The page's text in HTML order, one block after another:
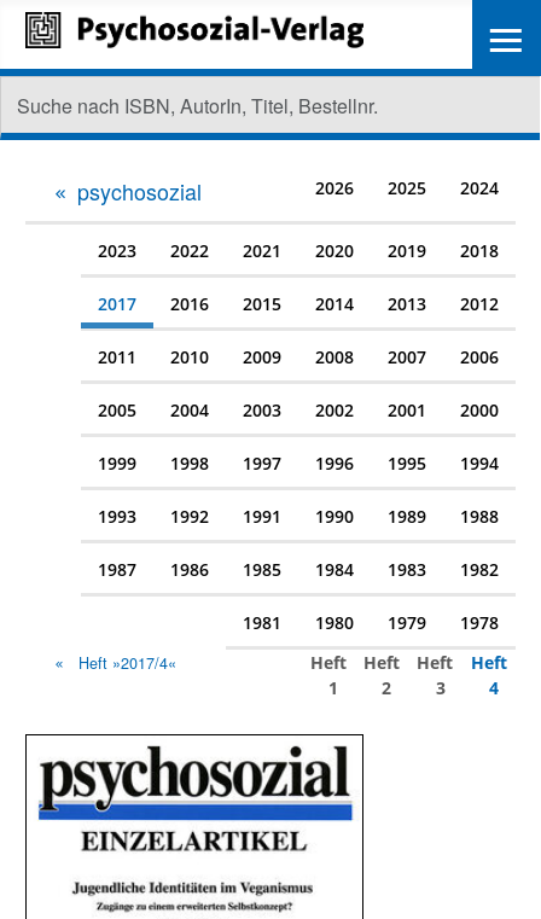
psychosozial 2026 2025 2024
2023 2022 2021 2020 2019 2018
2017 2016 2015 2014 2013 2012
2011 2010 2009 2008 2007 2006
2005 2004 2003 2002 2001 2000
1999 1998 1997 1996 1995 1994
1993 1992 1991 1990 1989 1988
1987 1986 1985 1984 1983 1982
1981 1980 1979 1978
Heft »2017/4«
Heft
1
Heft
2
Heft
3
Heft
4
≡